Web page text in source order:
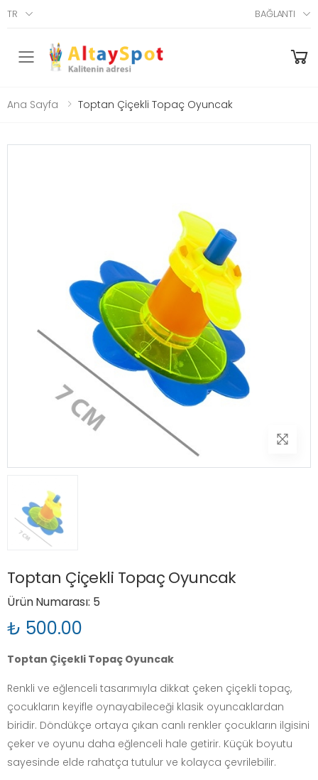
TR BAĞLANTI
Menü
Ana Sayfa Toptan Çiçekli Topaç Oyuncak
Toptan Çiçekli Topaç Oyuncak
Ürün Numarası: 5
₺ 500.00
Toptan Çiçekli Topaç Oyuncak
Renkli ve eğlenceli tasarımıyla dikkat çeken çiçekli topaç,
çocukların keyifle oynayabileceği klasik oyuncaklardan
biridir. Döndükçe ortaya çıkan canlı renkler çocukların ilgisini
çeker ve oyunu daha eğlenceli hale getirir. Küçük boyutu
sayesinde elde rahatça tutulur ve kolayca çevrilebilir.